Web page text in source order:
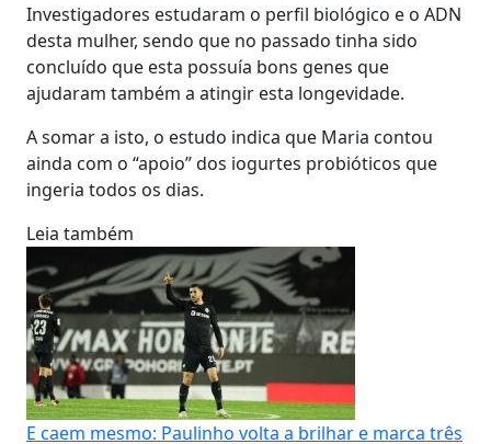
Investigadores estudaram o perfil biológico e o ADN
desta mulher, sendo que no passado tinha sido
concluído que esta possuía bons genes que
ajudaram também a atingir esta longevidade.
A somar a isto, o estudo indica que Maria contou
ainda com o “apoio” dos iogurtes probióticos que
ingeria todos os dias.
Leia também
E caem mesmo: Paulinho volta a brilhar e marca três